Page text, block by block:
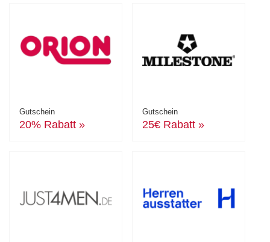
Gutschein
20% Rabatt »
Gutschein
25€ Rabatt »